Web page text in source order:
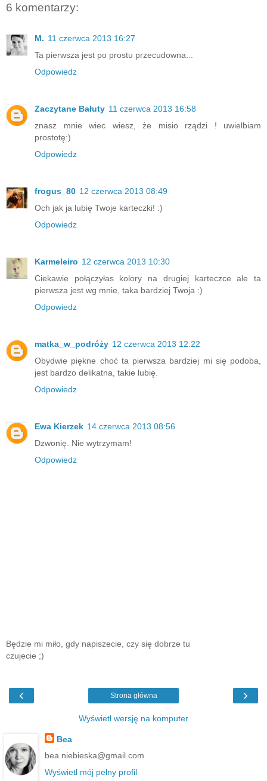
6 komentarzy:
M. 11 czerwca 2013 16:27
Ta pierwsza jest po prostu przecudowna...
Odpowiedz
Zaczytane Bałuty 11 czerwca 2013 16:58
znasz mnie wiec wiesz, że misio rządzi ! uwielbiam
prostotę:)
Odpowiedz
frogus_80 12 czerwca 2013 08:49
Och jak ja lubię Twoje karteczki! :)
Odpowiedz
Karmeleiro 12 czerwca 2013 10:30
Ciekawie połączyłas kolory na drugiej karteczce ale ta
pierwsza jest wg mnie, taka bardziej Twoja :)
Odpowiedz
matka_w_podróży 12 czerwca 2013 12:22
Obydwie piękne choć ta pierwsza bardziej mi się podoba,
jest bardzo delikatna, takie lubię.
Odpowiedz
Ewa Kierzek 14 czerwca 2013 08:56
Dzwonię. Nie wytrzymam!
Odpowiedz
Będzie mi miło, gdy napiszecie, czy się dobrze tu
czujecie ;)
‹ ›
Strona główna
Wyświetl wersję na komputer
Bea
bea.niebieska@gmail.com
Wyświetl mój pełny profil